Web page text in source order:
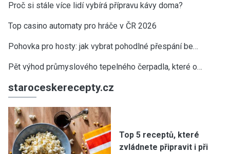
Proč si stále více lidí vybírá přípravu kávy doma?
Top casino automaty pro hráče v ČR 2026
Pohovka pro hosty: jak vybrat pohodlné přespání be…
Pět výhod průmyslového tepelného čerpadla, které o…
staroceskerecepty.cz
Top 5 receptů, které
zvládnete připravit i při